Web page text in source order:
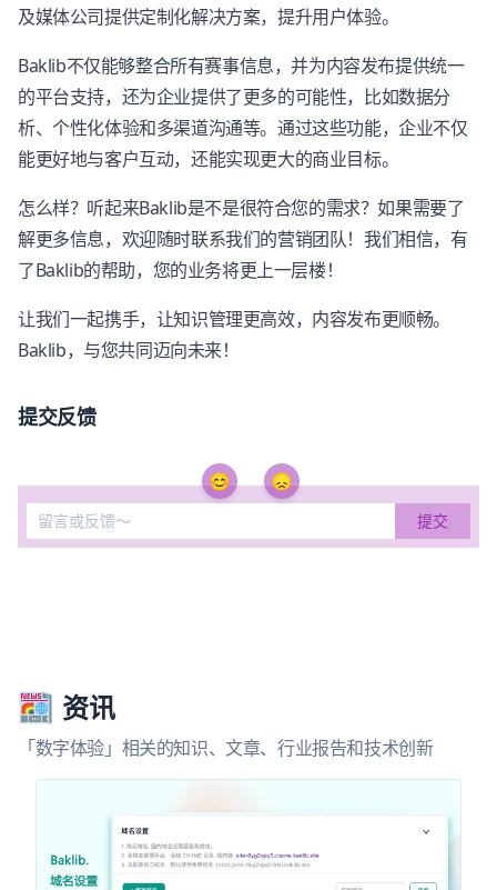
及媒体公司提供定制化解决方案，提升用户体验。
Baklib不仅能够整合所有赛事信息，并为内容发布提供统一
的平台支持，还为企业提供了更多的可能性，比如数据分
析、个性化体验和多渠道沟通等。通过这些功能，企业不仅
能更好地与客户互动，还能实现更大的商业目标。
怎么样？听起来Baklib是不是很符合您的需求？如果需要了
解更多信息，欢迎随时联系我们的营销团队！我们相信，有
了Baklib的帮助，您的业务将更上一层楼！
让我们一起携手，让知识管理更高效，内容发布更顺畅。
Baklib，与您共同迈向未来！
提交反馈
😊 😞
资讯
「数字体验」相关的知识、文章、行业报告和技术创新